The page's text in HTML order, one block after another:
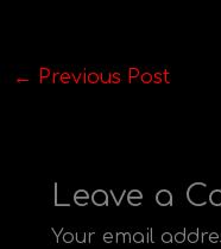
← Previous Post
Leave a
Your email